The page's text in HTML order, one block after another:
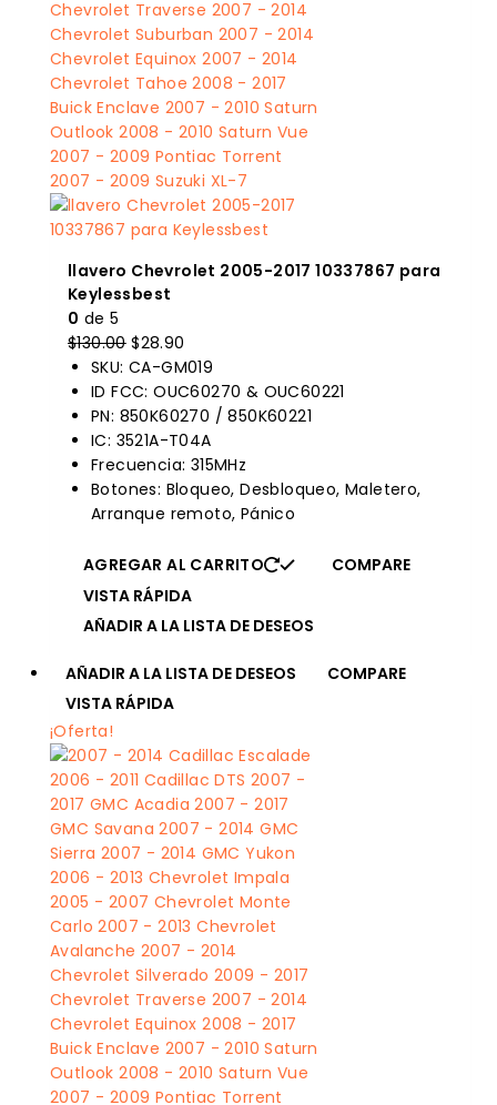
llavero Chevrolet 2005-2017 10337867 para
Keylessbest
0 de 5
$130.00 El
precio
original
era:
$130.00.
$28.90
precio
actual
es:
$28.90.
SKU: CA-GM019
ID FCC: OUC60270 & OUC60221
PN: 850K60270 / 850K60221
IC: 3521A-T04A
Frecuencia: 315MHz
Botones: Bloqueo, Desbloqueo, Maletero,
Arranque remoto, Pánico
AGREGAR AL CARRITO
COMPARE
VISTA RÁPIDA
AÑADIR A LA LISTA DE DESEOS
AÑADIR A LA LISTA DE DESEOS
COMPARE
VISTA RÁPIDA
¡Oferta!